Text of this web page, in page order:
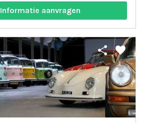
Informatie aanvragen
share favorite